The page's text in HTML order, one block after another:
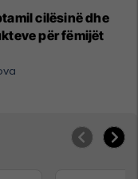
cilësinë dhe
për fëmijët